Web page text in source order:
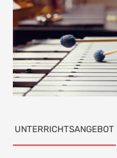
UNTERRICHTSANGEBOT